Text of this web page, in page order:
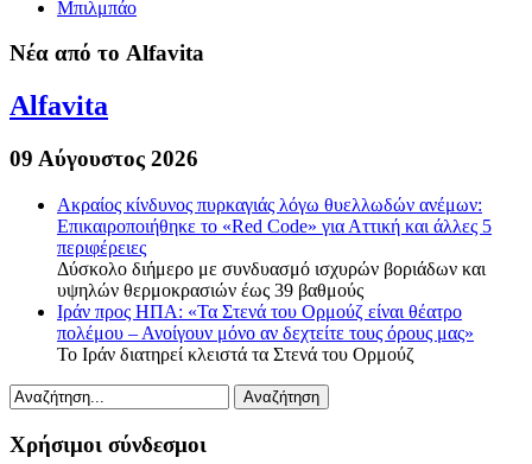
Μπιλμπάο
Νέα από το Alfavita
Alfavita
09 Αύγουστος 2026
Ακραίος κίνδυνος πυρκαγιάς λόγω θυελλωδών ανέμων:
Επικαιροποιήθηκε το «Red Code» για Αττική και άλλες 5
περιφέρειες
Δύσκολο διήμερο με συνδυασμό ισχυρών βοριάδων και
υψηλών θερμοκρασιών έως 39 βαθμούς
Ιράν προς ΗΠΑ: «Τα Στενά του Ορμούζ είναι θέατρο
πολέμου – Ανοίγουν μόνο αν δεχτείτε τους όρους μας»
Το Ιράν διατηρεί κλειστά τα Στενά του Ορμούζ
Χρήσιμοι σύνδεσμοι